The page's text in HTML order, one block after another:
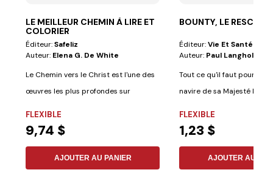
LE MEILLEUR CHEMIN À LIRE ET
COLORIER
Éditeur:Safeliz
Auteur: Elena G. De White
Le Chemin vers le Christ est l'une des
œuvres les plus profondes sur
FLEXIBLE
9,74 $
AJOUTER AU PANIER
BOUNTY, LE RESCAPÉ
Éditeur:Vie Et Santé
Auteur: Paul Langholf
Tout ce qu'il faut pour
navire de sa Majesté le roi...
FLEXIBLE
1,23 $
AJOUTER AU